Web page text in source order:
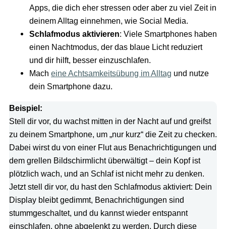
Apps, die dich eher stressen oder aber zu viel Zeit in
deinem Alltag einnehmen, wie Social Media.
Schlafmodus aktivieren: Viele Smartphones haben
einen Nachtmodus, der das blaue Licht reduziert
und dir hilft, besser einzuschlafen.
Mach eine Achtsamkeitsübung im Alltag und nutze
dein Smartphone dazu.
Beispiel:
Stell dir vor, du wachst mitten in der Nacht auf und greifst
zu deinem Smartphone, um „nur kurz“ die Zeit zu checken.
Dabei wirst du von einer Flut aus Benachrichtigungen und
dem grellen Bildschirmlicht überwältigt – dein Kopf ist
plötzlich wach, und an Schlaf ist nicht mehr zu denken.
Jetzt stell dir vor, du hast den Schlafmodus aktiviert: Dein
Display bleibt gedimmt, Benachrichtigungen sind
stummgeschaltet, und du kannst wieder entspannt
einschlafen, ohne abgelenkt zu werden. Durch diese